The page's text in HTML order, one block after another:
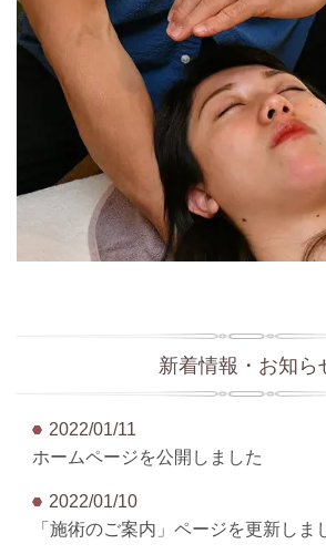
新着情報・お知ら
2022/01/11
ホームページを公開しました
2022/01/10
「施術のご案内」ページを更新しま